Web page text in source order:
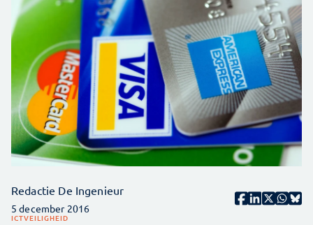
Redactie De Ingenieur
5 december 2016
ICTVEILIGHEID